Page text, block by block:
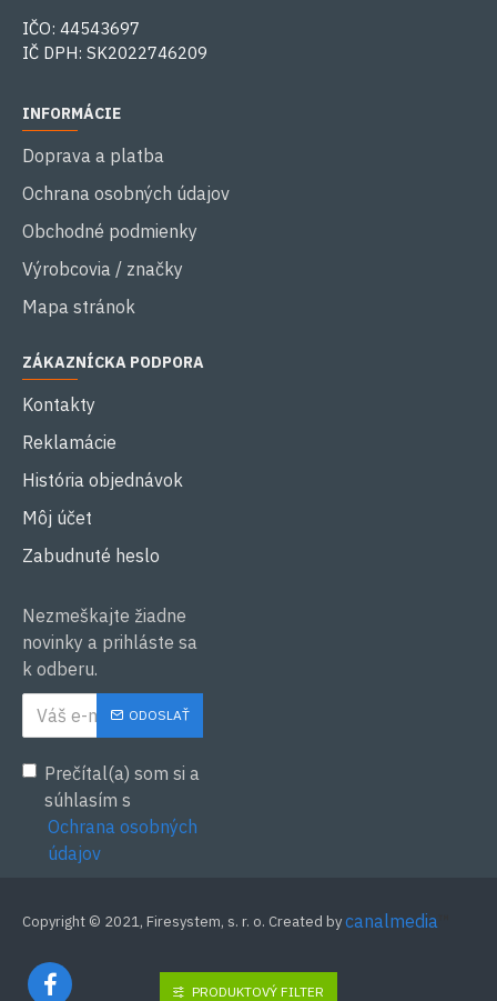
IČO: 44543697
IČ DPH: SK2022746209
INFORMÁCIE
Doprava a platba
Ochrana osobných údajov
Obchodné podmienky
Výrobcovia / značky
Mapa stránok
ZÁKAZNÍCKA PODPORA
Kontakty
Reklamácie
História objednávok
Môj účet
Zabudnuté heslo
Nezmeškajte žiadne
novinky a prihláste sa
k odberu.
ODOSLAŤ
Prečítal(a) som si a
súhlasím s
Ochrana osobných
údajov
Copyright © 2021, Firesystem, s. r. o. Created bycanalmedia
PRODUKTOVÝ FILTER